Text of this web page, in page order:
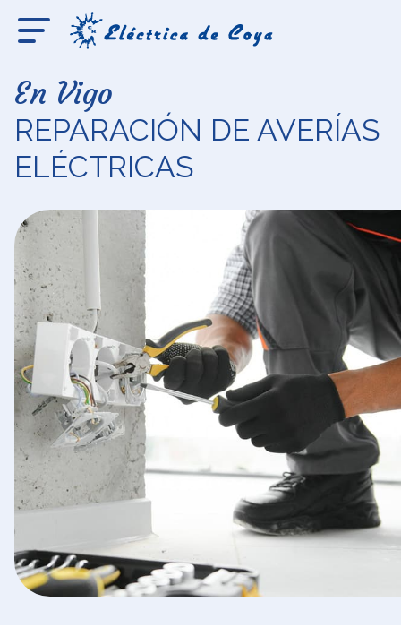
En Vigo
REPARACIÓN DE AVERÍAS
ELÉCTRICAS